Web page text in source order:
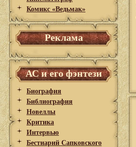
Комикс «Ведьмак»
Реклама
АС и его фэнтези
Биография
Библиография
Новеллы
Критика
Интервью
Бестиарий Сапковского